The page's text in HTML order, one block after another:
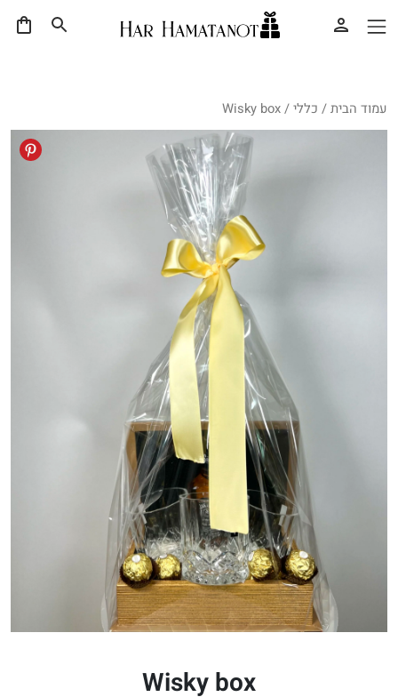
עמוד הבית/ כללי/ Wisky box
Wisky box